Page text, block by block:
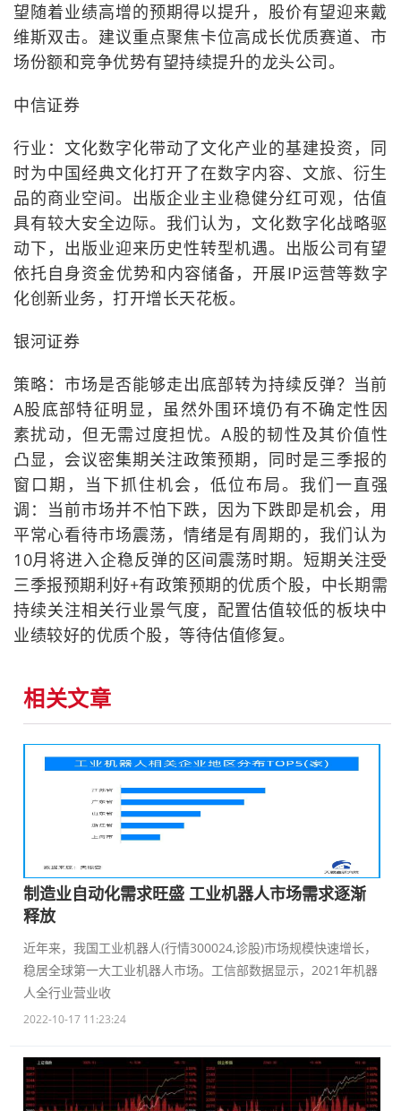
望随着业绩高增的预期得以提升，股价有望迎来戴
维斯双击。建议重点聚焦卡位高成长优质赛道、市
场份额和竞争优势有望持续提升的龙头公司。
中信证券
行业：文化数字化带动了文化产业的基建投资，同
时为中国经典文化打开了在数字内容、文旅、衍生
品的商业空间。出版企业主业稳健分红可观，估值
具有较大安全边际。我们认为，文化数字化战略驱
动下，出版业迎来历史性转型机遇。出版公司有望
依托自身资金优势和内容储备，开展IP运营等数字
化创新业务，打开增长天花板。
银河证券
策略：市场是否能够走出底部转为持续反弹？当前
A股底部特征明显，虽然外围环境仍有不确定性因
素扰动，但无需过度担忧。A股的韧性及其价值性
凸显，会议密集期关注政策预期，同时是三季报的
窗口期，当下抓住机会，低位布局。我们一直强
调：当前市场并不怕下跌，因为下跌即是机会，用
平常心看待市场震荡，情绪是有周期的，我们认为
10月将进入企稳反弹的区间震荡时期。短期关注受
三季报预期利好+有政策预期的优质个股，中长期需
持续关注相关行业景气度，配置估值较低的板块中
业绩较好的优质个股，等待估值修复。
相关文章
制造业自动化需求旺盛 工业机器人市场需求逐渐
释放
近年来，我国工业机器人(行情300024,诊股)市场规模快速增长，
稳居全球第一大工业机器人市场。工信部数据显示，2021年机器
人全行业营业收
2022-10-17 11:23:24